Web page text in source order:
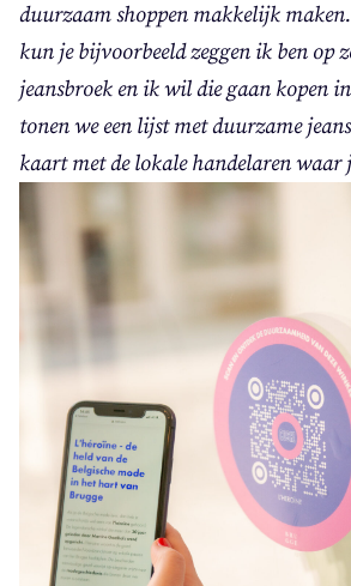
duur­zaam shop­pen mak­ke­lijk
kun je bij­voor­beeld zeg­gen ik ben op
jeans­broek en ik wil die gaan kopen
tonen we een lijst met duur­za­me
kaart met de loka­le han­de­la­ren waar